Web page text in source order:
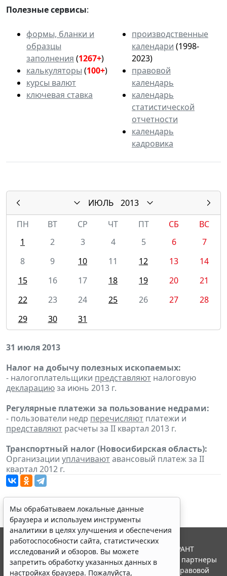
Полезные сервисы:
формы, бланки и
образцы
заполнения (1267+)
калькуляторы (100+)
курсы валют
ключевая ставка
производственные
календари (1998-
2023)
правовой
календарь
календарь
статистической
отчетности
календарь
кадровика
ИЮЛЬ
2013
ПН
ВТ СР ЧТ ПТ СБ
ВС
1
2 3 4 5 6
7
8
9 10 11 12 13
14
15
16 17 18 19 20
21
22
23 24 25 26 27
28
29
30 31
31 июля 2013
Налог на добычу полезных ископаемых:
- налогоплательщики представляют налоговую
декларациюза июнь 2013 г.
Регулярные платежи за пользование недрами:
- пользователи недр перечисляют платежи и
представляют расчеты за II квартал 2013 г.
Транспортный налог (Новосибирская область):
Организации уплачиваютавансовый платеж за II
квартал 2012 г.
Мы обрабатываем локальные данные
браузера и используем инструменты
аналитики в целях улучшения и обеспечения
работоспособности сайта, статистических
исследований и обзоров. Вы можете
запретить обработку указанных данных в
настройках браузера. Пожалуйста,
© ООО "НПП "ГАРАНТ-СЕРВИС", 2026. Система ГАРАНТ
выпускается с 1990 года. Компания "Гарант" и ее партнеры
являются участниками Российской ассоциации правовой